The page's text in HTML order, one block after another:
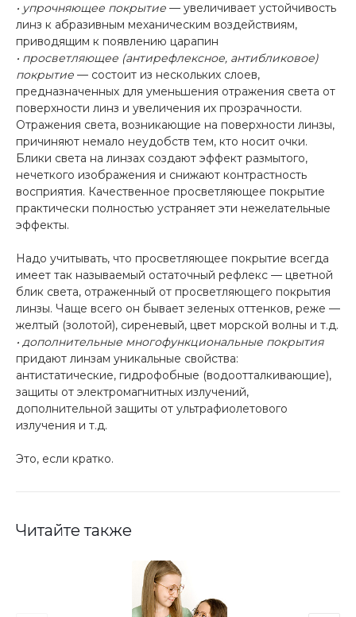
• упрочняющее покрытие — увеличивает устойчивость
линз к абразивным механическим воздействиям,
приводящим к появлению царапин
• просветляющее (антирефлексное, антибликовое)
покрытие — состоит из нескольких слоев,
предназначенных для уменьшения отражения света от
поверхности линз и увеличения их прозрачности.
Отражения света, возникающие на поверхности линзы,
причиняют немало неудобств тем, кто носит очки.
Блики света на линзах создают эффект размытого,
нечеткого изображения и снижают контрастность
восприятия. Качественное просветляющее покрытие
практически полностью устраняет эти нежелательные
эффекты.
Надо учитывать, что просветляющее покрытие всегда
имеет так называемый остаточный рефлекс — цветной
блик света, отраженный от просветляющего покрытия
линзы. Чаще всего он бывает зеленых оттенков, реже —
желтый (золотой), сиреневый, цвет морской волны и т.д.
• дополнительные многофункциональные покрытия
придают линзам уникальные свойства:
антистатические, гидрофобные (водоотталкивающие),
защиты от электромагнитных излучений,
дополнительной защиты от ультрафиолетового
излучения и т.д.
Это, если кратко.
Читайте также